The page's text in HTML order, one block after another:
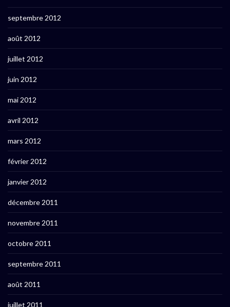
septembre 2012
août 2012
juillet 2012
juin 2012
mai 2012
avril 2012
mars 2012
février 2012
janvier 2012
décembre 2011
novembre 2011
octobre 2011
septembre 2011
août 2011
juillet 2011